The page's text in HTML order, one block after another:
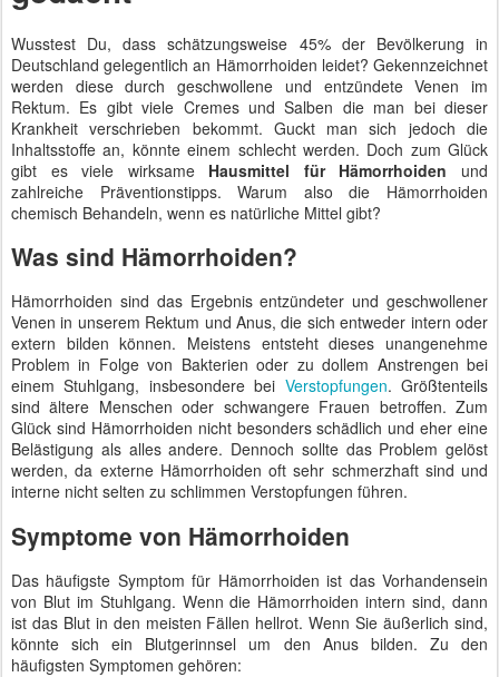
Wusstest Du, dass schätzungsweise 45% der Bevölkerung in
Deutschland gelegentlich an Hämorrhoiden leidet? Gekennzeichnet
werden diese durch geschwollene und entzündete Venen im
Rektum. Es gibt viele Cremes und Salben die man bei dieser
Krankheit verschrieben bekommt. Guckt man sich jedoch die
Inhaltsstoffe an, könnte einem schlecht werden. Doch zum Glück
gibt es viele wirksame Hausmittel für Hämorrhoiden und
zahlreiche Präventionstipps. Warum also die Hämorrhoiden
chemisch Behandeln, wenn es natürliche Mittel gibt?
Was sind Hämorrhoiden?
Hämorrhoiden sind das Ergebnis entzündeter und geschwollener
Venen in unserem Rektum und Anus, die sich entweder intern oder
extern bilden können. Meistens entsteht dieses unangenehme
Problem in Folge von Bakterien oder zu dollem Anstrengen bei
einem Stuhlgang, insbesondere bei Verstopfungen. Größtenteils
sind ältere Menschen oder schwangere Frauen betroffen. Zum
Glück sind Hämorrhoiden nicht besonders schädlich und eher eine
Belästigung als alles andere. Dennoch sollte das Problem gelöst
werden, da externe Hämorrhoiden oft sehr schmerzhaft sind und
interne nicht selten zu schlimmen Verstopfungen führen.
Symptome von Hämorrhoiden
Das häufigste Symptom für Hämorrhoiden ist das Vorhandensein
von Blut im Stuhlgang. Wenn die Hämorrhoiden intern sind, dann
ist das Blut in den meisten Fällen hellrot. Wenn Sie äußerlich sind,
könnte sich ein Blutgerinnsel um den Anus bilden. Zu den
häufigsten Symptomen gehören: